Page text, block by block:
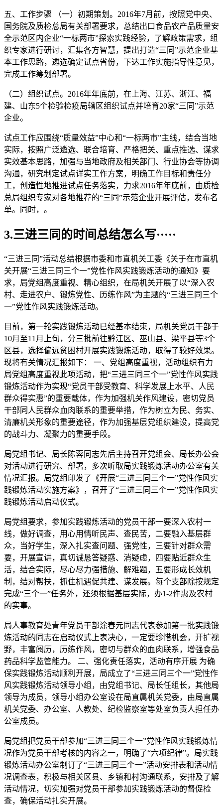
五、工作步骤 （一）初期策划。2016年7月前，按照党中央、
国务院及质检总局有关部署要求，总结出口食品农产品质量安
全示范区内企业“一标两市”探索实践经验，了解政策需求，组
织专家进行研讨，汇集各方智慧，提出打造“三同”示范企业基
本工作思路，遴选确定试点省份，下达工作实施指导性意见，
完成工作筹划部署。
（二）组织试点。2016年年底前，在上海、江苏、浙江、福
建、山东5个检验检疫局辖区组织试点并培育20家“三同”示范
企业。
试点工作应围绕“质量效益”中心和“一标两市”主线，结合当地
实际，按照广泛遴选、联合培育、严格把关、重点推选、谋求
实效基本思路，加强与当地政府及相关部门、行业协会等协调
沟通，研究制定试点详实工作方案，明确工作目标和责任分
工，创造性地推进试点任务落实，力求2016年年底前，由质检
总局组织专家对各地推荐的“三同”示范企业开展评估，发布名
单。同时，。
3.三进三同的时间总结怎么写·····
“三进三同”活动总结根据市委和市直机关工委《关于在市直机
关开展“三进三同三个一”党性作风实践锻炼活动的通知》要
求，局党组高度重视、精心组织，在局机关开展了以“深入农
村、走进农户、锻炼党性、历练作风”为主题的“三进三同三个
一”党性作风实践锻炼活动。
目前，第一轮实践锻炼活动已经基本结束，局机关党员干部于
10月至11月上旬，分三批前往黔江区、巫山县、梁平县等3个
区县，选择偏远贫困村开展实践锻炼活动，取得了较好效果。
现将有关情况汇报如下： 一、党组高度重视，活动组织有力
局党组高度重视此项活动，把“三进三同三个一”党性作风实践
锻炼活动作为实现“党员干部受教育、科学发展上水平、人民
群众得实惠”的重要载体，作为加强机关作风建设，密切党员
干部同人民群众血肉联系的重要举措，作为树立为民、务实、
清廉机关形象的重要途径，作为加强基层党组织建设，提高党
的战斗力、凝聚力的重要手段。
局党组书记、局长陈蓉同志先后主持召开党组会、局长办公会
对活动进行研究、部署，多次听取局实践锻炼活动办公室有关
情况汇报。局党组印发了《开展“三进三同三个一”党性作风实
践锻炼活动实施方案》，召开了“三进三同三个一”党性作风实
践锻炼活动启动仪式。
局党组要求，参加实践锻炼活动的党员干部一要深入农村一
线，做好调查，用心用情听民声、查民苦，二要融入基层群
众，当好学生，深入扎实查问题、强党性，三要针对群众需
要，开展宣讲，真切诚恳答疑惑、消疑虑，四要贴近群众生
活，结合实际，尽心尽力强措施、解难题，五要形成长效机
制，结对帮扶，抓住机遇促共建、谋发展。每个支部除按规定
完成“三个一”任务外，还须根据基层实际，办1-2件惠及农村
的实事。
局人事教育处青年党员干部涂春元同志代表参加第一批实践锻
炼活动的同志在启动仪式上表决心，一定要珍惜机会，开扩视
野，丰富阅历，历练作风，密切与群众的血肉联系，增强食品
药品科学监管能力。 二、强化责任落实，活动有序开展 为确
保实践锻炼活动顺利开展，局成立了“三进三同三个一”党性作
风实践锻炼活动领导小组，由党组书记、局长任组长，其他局
领导为成员，领导小组办公室设在局直属机关党委，由局直属
机关党委、办公室、人教处、纪检监察室等处室负责人担任办
公室成员。
局党组把党员干部参加“三进三同三个一”党性作风实践锻炼情
况作为党员干部考核的内容之一，明确了“六项纪律”。局实践
锻炼活动办公室制订了“三进三同三个一”活动安排表和活动情
况调查表，积极与相关区县、乡镇和村沟通联系，安排及了解
活动情况，切实加强对党员干部参加实践锻炼活动的督促检
查，确保活动扎实开展。